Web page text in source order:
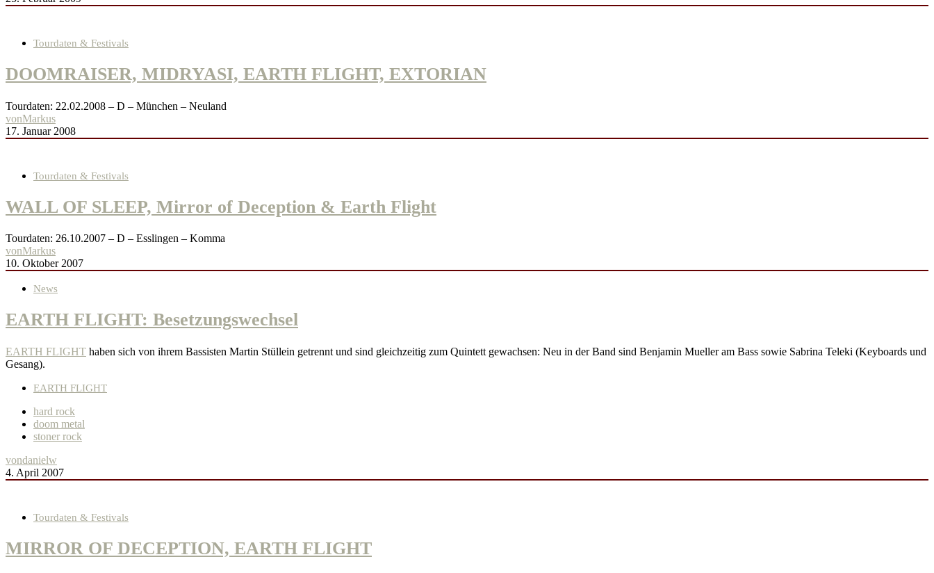
Tourdaten & Festivals
DOOMRAISER, MIDRYASI, EARTH FLIGHT, EXTORIAN
Tourdaten: 22.02.2008 – D – München – Neuland
vonMarkus
17. Januar 2008
Tourdaten & Festivals
WALL OF SLEEP, Mirror of Deception & Earth Flight
Tourdaten: 26.10.2007 – D – Esslingen – Komma
vonMarkus
10. Oktober 2007
News
EARTH FLIGHT: Besetzungswechsel
EARTH FLIGHT haben sich von ihrem Bassisten Martin Stüllein getrennt und sind gleichzeitig zum Quintett gewachsen: Neu in der Band sind Benjamin Mueller am Bass sowie Sabrina Teleki (Keyboards und
Gesang).
EARTH FLIGHT
hard rock
doom metal
stoner rock
vondanielw
4. April 2007
Tourdaten & Festivals
MIRROR OF DECEPTION, EARTH FLIGHT